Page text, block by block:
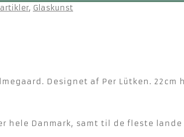
, Glaskunst
Designet af Per Lütken. 22cm
hele Danmark, samt til de fleste